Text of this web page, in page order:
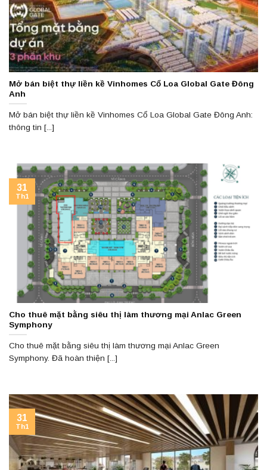
Mở bán biệt thự liền kề Vinhomes Cổ Loa Global Gate Đông
Anh
Mở bán biệt thự liền kề Vinhomes Cổ Loa Global Gate Đông Anh:
thông tin [...]
Cho thuê mặt bằng siêu thị làm thương mại Anlac Green
Symphony
Cho thuê mặt bằng siêu thị làm thương mại Anlac Green
Symphony. Đã hoàn thiện [...]
31
Th1
31
Th1